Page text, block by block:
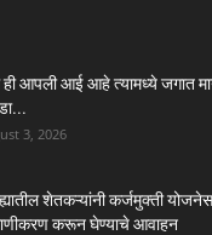
ही आपली आई आहे त्यामध्ये जगात
3, 2026
शेतकऱ्यांनी कर्जमुक्ती
करून घेण्याचे आवाहन